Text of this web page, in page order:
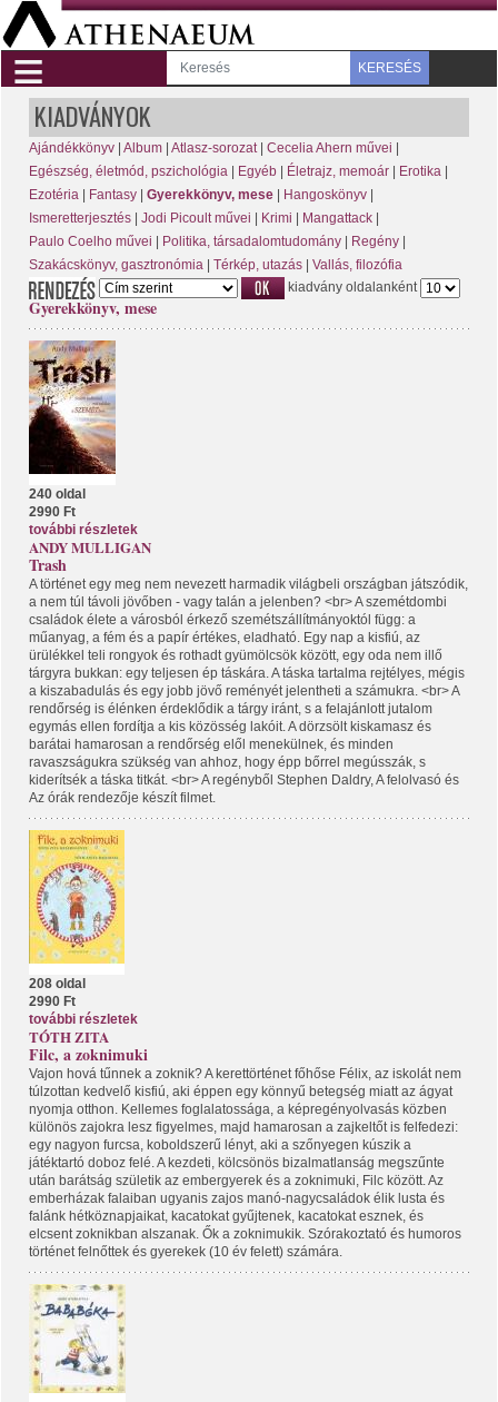
≡ KERESÉS
KIADVÁNYOK
Ajándékkönyv | Album | Atlasz-sorozat | Cecelia Ahern művei |
Egészség, életmód, pszichológia | Egyéb | Életrajz, memoár | Erotika |
Ezotéria | Fantasy | Gyerekkönyv, mese | Hangoskönyv |
Ismeretterjesztés | Jodi Picoult művei | Krimi | Mangattack |
Paulo Coelho művei | Politika, társadalomtudomány | Regény |
Szakácskönyv, gasztronómia | Térkép, utazás | Vallás, filozófia
kiadvány oldalanként
Gyerekkönyv, mese
240 oldal
2990 Ft
további részletek
ANDY MULLIGAN
Trash
A történet egy meg nem nevezett harmadik világbeli országban játszódik,
a nem túl távoli jövőben - vagy talán a jelenben? <br> A szemétdombi
családok élete a városból érkező szemétszállítmányoktól függ: a
műanyag, a fém és a papír értékes, eladható. Egy nap a kisfiú, az
ürülékkel teli rongyok és rothadt gyümölcsök között, egy oda nem illő
tárgyra bukkan: egy teljesen ép táskára. A táska tartalma rejtélyes, mégis
a kiszabadulás és egy jobb jövő reményét jelentheti a számukra. <br> A
rendőrség is élénken érdeklődik a tárgy iránt, s a felajánlott jutalom
egymás ellen fordítja a kis közösség lakóit. A dörzsölt kiskamasz és
barátai hamarosan a rendőrség elől menekülnek, és minden
ravaszságukra szükség van ahhoz, hogy épp bőrrel megússzák, s
kiderítsék a táska titkát. <br> A regényből Stephen Daldry, A felolvasó és
Az órák rendezője készít filmet.
208 oldal
2990 Ft
további részletek
TÓTH ZITA
Filc, a zoknimuki
Vajon hová tűnnek a zoknik? A kerettörténet főhőse Félix, az iskolát nem
túlzottan kedvelő kisfiú, aki éppen egy könnyű betegség miatt az ágyat
nyomja otthon. Kellemes foglalatossága, a képregényolvasás közben
különös zajokra lesz figyelmes, majd hamarosan a zajkeltőt is felfedezi:
egy nagyon furcsa, koboldszerű lényt, aki a szőnyegen kúszik a
játéktartó doboz felé. A kezdeti, kölcsönös bizalmatlanság megszűnte
után barátság születik az embergyerek és a zoknimuki, Filc között. Az
emberházak falaiban ugyanis zajos manó-nagycsaládok élik lusta és
falánk hétköznapjaikat, kacatokat gyűjtenek, kacatokat esznek, és
elcsent zoknikban alszanak. Ők a zoknimukik. Szórakoztató és humoros
történet felnőttek és gyerekek (10 év felett) számára.